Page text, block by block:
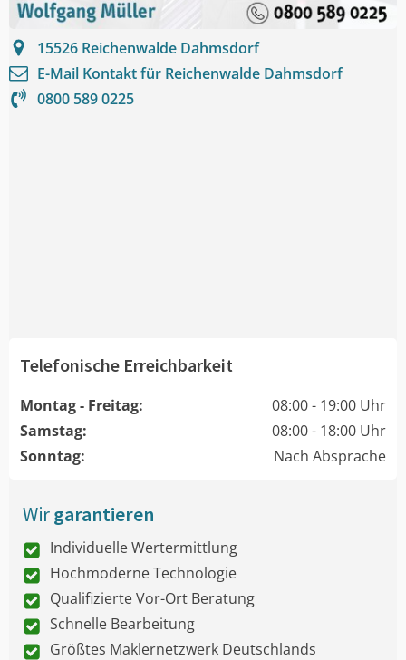
15526 Reichenwalde Dahmsdorf
E-Mail Kontakt für Reichenwalde Dahmsdorf
0800 589 0225
Telefonische Erreichbarkeit
Montag - Freitag:
08:00 - 19:00 Uhr
Samstag:
08:00 - 18:00 Uhr
Sonntag:
Nach Absprache
Wirgarantieren
Individuelle Wertermittlung
Hochmoderne Technologie
Qualifizierte Vor-Ort Beratung
Schnelle Bearbeitung
Größtes Maklernetzwerk Deutschlands